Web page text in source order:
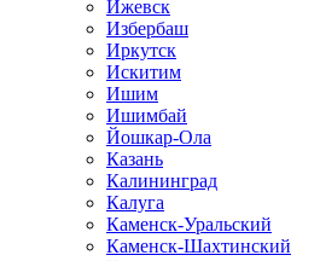
Ижевск
Избербаш
Иркутск
Искитим
Ишим
Ишимбай
Йошкар-Ола
Казань
Калининград
Калуга
Каменск-Уральский
Каменск-Шахтинский